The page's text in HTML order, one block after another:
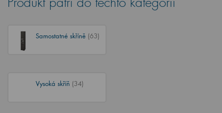
Samostatné skříně (63)
Vysoká skříň (34)